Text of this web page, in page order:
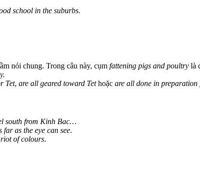
school in the suburbs.
nói chung. Trong câu này, cụm fattening pigs and poultry là
Tet, are all geared toward Tethoặc are all done in preparation
south from Kinh Bac…
as the eye can see.
of colours.